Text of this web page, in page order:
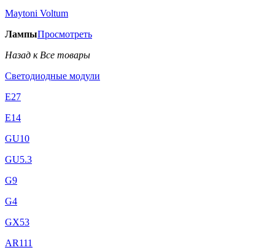
Maytoni Voltum
ЛампыПросмотреть
Назад к Все товары
Светодиодные модули
E27
E14
GU10
GU5.3
G9
G4
GX53
AR111